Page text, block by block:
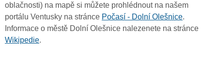
oblačnosti) na mapě si můžete prohlédnout na našem
portálu Ventusky na stránce Počasí - Dolní Olešnice.
Informace o městě Dolní Olešnice nalezenete na stránce
Wikipedie.